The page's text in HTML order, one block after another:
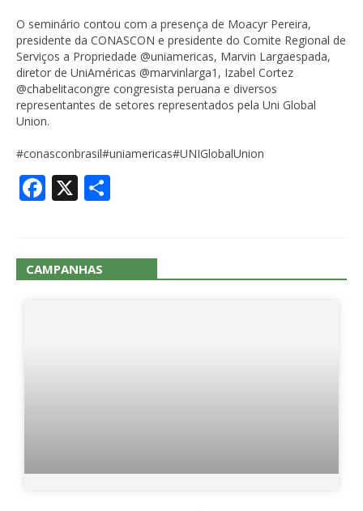
O seminário contou com a presença de Moacyr Pereira,
presidente da CONASCON e presidente do Comite Regional de
Serviços a Propriedade @uniamericas, Marvin Largaespada,
diretor de UniAméricas @marvinlarga1, Izabel Cortez
@chabelitacongre congresista peruana e diversos
representantes de setores representados pela Uni Global
Union.
#conasconbrasil#uniamericas#UNIGlobalUnion
Facebook
X
CAMPANHAS